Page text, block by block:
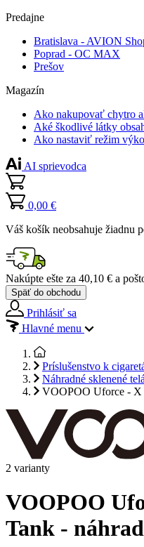
Predajne
Bratislava - AVION
Poprad - OC MAX
Prešov
Magazín
Ako nakupovať chytro
Aké škodlivé látky
Ako nastaviť režim
AI sprievodca
0,00 €
Váš košík neobsahuje žiadnu
Nakúpte ešte za 40,10 € a
Späť do obchodu
Prihlásiť sa
Hlavné menu
Príslušenstvo k
Náhradné sklenené telá
VOOPOO Uforce - X
2 varianty
VOOPOO
Tank -